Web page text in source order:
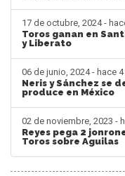
17 de octubre, 2024 -
Toros ganan en
y Liberato
06 de junio, 2024 - hace
Neris y Sánchez se
produce en México
02 de noviembre, 2023 -
Reyes pega 2
Toros sobre Aguilas